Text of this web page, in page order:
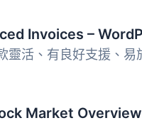
Market Overview